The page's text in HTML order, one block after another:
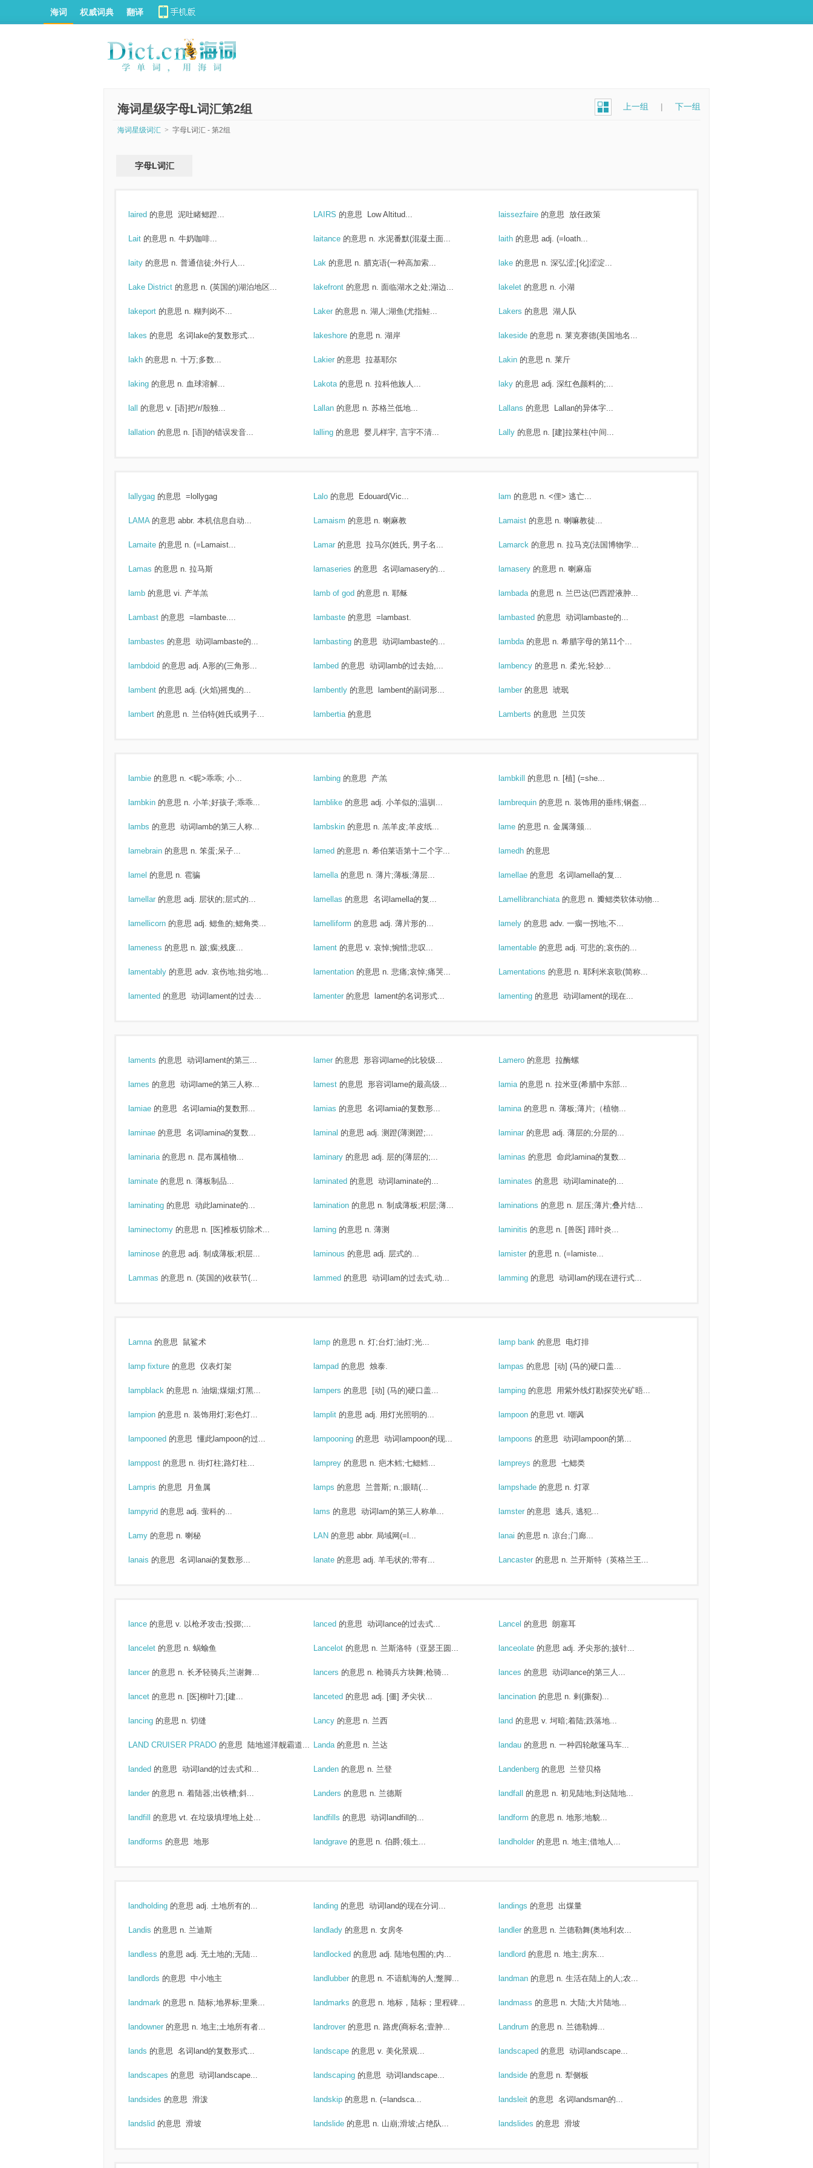
海词 权威词典 翻译
上一组 | 下一组
海词星级字母L词汇第2组
海词星级词汇 > 字母L词汇 - 第2组
字母L词汇
laired 的意思 泥吐睹鳃蹬... LAIRS 的意思 Low Altitud... laissezfaire 的意思 放任政策
Lait 的意思 n. 牛奶咖啡... laitance 的意思 n. 水泥番默(混凝土面... laith 的意思 adj. (=loath...
laity 的意思 n. 普通信徒;外行人... Lak 的意思 n. 腊克语(一种高加索... lake 的意思 n. 深弘涩;[化]涩淀...
Lake District 的意思 n. (英国的)湖泊地区... lakefront 的意思 n. 面临湖水之处;湖边... lakelet 的意思 n. 小湖
lakeport 的意思 n. 糊判岗不... Laker 的意思 n. 湖人;湖鱼(尤指鲑... Lakers 的意思 湖人队
lakes 的意思 名词lake的复数形式... lakeshore 的意思 n. 湖岸 lakeside 的意思 n. 莱克赛德(美国地名...
lakh 的意思 n. 十万;多数... Lakier 的意思 拉基耶尔 Lakin 的意思 n. 莱斤
laking 的意思 n. 血球溶解... Lakota 的意思 n. 拉科他族人... laky 的意思 adj. 深红色颜料的;...
lall 的意思 v. [语]把/r/殷独... Lallan 的意思 n. 苏格兰低地... Lallans 的意思 Lallan的异体字...
lallation 的意思 n. [语]l的错误发音... lalling 的意思 婴儿样宇, 言宇不清... Lally 的意思 n. [建]拉莱柱(中间...
lallygag 的意思 =lollygag Lalo 的意思 Edouard(Vic... lam 的意思 n. <俚> 逃亡...
LAMA 的意思 abbr. 本机信息自动... Lamaism 的意思 n. 喇麻教 Lamaist 的意思 n. 喇嘛教徒...
Lamaite 的意思 n. (=Lamaist... Lamar 的意思 拉马尔(姓氏, 男子名... Lamarck 的意思 n. 拉马克(法国博物学...
Lamas 的意思 n. 拉马斯 lamaseries 的意思 名词lamasery的... lamasery 的意思 n. 喇麻庙
lamb 的意思 vi. 产羊羔 lamb of god 的意思 n. 耶稣 lambada 的意思 n. 兰巴达(巴西蹬液肿...
Lambast 的意思 =lambaste.... lambaste 的意思 =lambast. lambasted 的意思 动词lambaste的...
lambastes 的意思 动词lambaste的... lambasting 的意思 动词lambaste的... lambda 的意思 n. 希腊字母的第11个...
lambdoid 的意思 adj. A形的(三角形... lambed 的意思 动词lamb的过去始,... lambency 的意思 n. 柔光;轻妙...
lambent 的意思 adj. (火焰)摇曳的... lambently 的意思 lambent的副词形... lamber 的意思 琥珉
lambert 的意思 n. 兰伯特(姓氏或男子... lambertia 的意思 Lamberts 的意思 兰贝茨
lambie 的意思 n. <昵>乖乖; 小... lambing 的意思 产羔 lambkill 的意思 n. [植] (=she...
lambkin 的意思 n. 小羊;好孩子;乖乖... lamblike 的意思 adj. 小羊似的;温驯... lambrequin 的意思 n. 装饰用的垂纬;钢盔...
lambs 的意思 动词lamb的第三人称... lambskin 的意思 n. 羔羊皮;羊皮纸... lame 的意思 n. 金属薄颁...
lamebrain 的意思 n. 笨蛋;呆子... lamed 的意思 n. 希伯莱语第十二个字... lamedh 的意思
lamel 的意思 n. 雹骗 lamella 的意思 n. 薄片;薄板;薄层... lamellae 的意思 名词lamella的复...
lamellar 的意思 adj. 层状的;层式的... lamellas 的意思 名词lamella的复... Lamellibranchiata 的意思 n. 瓣鳃类软体动物...
lamellicorn 的意思 adj. 鳃鱼的;鳃角类... lamelliform 的意思 adj. 薄片形的... lamely 的意思 adv. 一瘸一拐地;不...
lameness 的意思 n. 跛;瘸;残废... lament 的意思 v. 哀悼;惋惜;悲叹... lamentable 的意思 adj. 可悲的;哀伤的...
lamentably 的意思 adv. 哀伤地;拙劣地... lamentation 的意思 n. 悲痛;哀悼;痛哭... Lamentations 的意思 n. 耶利米哀歌(简称...
lamented 的意思 动词lament的过去... lamenter 的意思 lament的名词形式... lamenting 的意思 动词lament的现在...
laments 的意思 动词lament的第三... lamer 的意思 形容词lame的比较级... Lamero 的意思 拉酶螺
lames 的意思 动词lame的第三人称... lamest 的意思 形容词lame的最高级... lamia 的意思 n. 拉米亚(希腊中东部...
lamiae 的意思 名词lamia的复数邢... lamias 的意思 名词lamia的复数形... lamina 的意思 n. 薄板;薄片;（植物...
laminae 的意思 名词lamina的复数... laminal 的意思 adj. 测蹬(薄测蹬;... laminar 的意思 adj. 薄层的;分层的...
laminaria 的意思 n. 昆布属植物... laminary 的意思 adj. 层的(薄层的;... laminas 的意思 命此lamina的复数...
laminate 的意思 n. 薄板制品... laminated 的意思 动词laminate的... laminates 的意思 动词laminate的...
laminating 的意思 动此laminate的... lamination 的意思 n. 制成薄板;积层;薄... laminations 的意思 n. 层压;薄片;叠片结...
laminectomy 的意思 n. [医]椎板切除术... laming 的意思 n. 薄测 laminitis 的意思 n. [兽医] 蹄叶炎...
laminose 的意思 adj. 制成薄板;积层... laminous 的意思 adj. 层式的... lamister 的意思 n. (=lamiste...
Lammas 的意思 n. (英国的)收获节(... lammed 的意思 动词lam的过去式,动... lamming 的意思 动词lam的现在进行式...
Lamna 的意思 鼠鲨术 lamp 的意思 n. 灯;台灯;油灯;光... lamp bank 的意思 电灯排
lamp fixture 的意思 仪表灯架 lampad 的意思 烛泰. lampas 的意思 [动] (马的)硬口盖...
lampblack 的意思 n. 油烟;煤烟;灯黑... lampers 的意思 [动] (马的)硬口盖... lamping 的意思 用紫外线灯勘探荧光矿晤...
lampion 的意思 n. 装饰用灯;彩色灯... lamplit 的意思 adj. 用灯光照明的... lampoon 的意思 vt. 嘲讽
lampooned 的意思 懂此lampoon的过... lampooning 的意思 动词lampoon的现... lampoons 的意思 动词lampoon的第...
lamppost 的意思 n. 街灯柱;路灯柱... lamprey 的意思 n. 疤木鳕;七鳃鳕... lampreys 的意思 七鳃类
Lampris 的意思 月鱼属 lamps 的意思 兰普斯; n.;眼睛(... lampshade 的意思 n. 灯罩
lampyrid 的意思 adj. 萤科的... lams 的意思 动词lam的第三人称单... lamster 的意思 逃兵, 逃犯...
Lamy 的意思 n. 喇秘 LAN 的意思 abbr. 局域网(=l... lanai 的意思 n. 凉台;门廊...
lanais 的意思 名词lanai的复数形... lanate 的意思 adj. 羊毛状的;带有... Lancaster 的意思 n. 兰开斯特（英格兰王...
lance 的意思 v. 以枪矛攻击;投掷;... lanced 的意思 动词lance的过去式... Lancel 的意思 朗塞耳
lancelet 的意思 n. 蜗蝓鱼 Lancelot 的意思 n. 兰斯洛特（亚瑟王圆... lanceolate 的意思 adj. 矛尖形的;披针...
lancer 的意思 n. 长矛轻骑兵;兰谢舞... lancers 的意思 n. 枪骑兵方块舞;枪骑... lances 的意思 动词lance的第三人...
lancet 的意思 n. [医]柳叶刀;[建... lanceted 的意思 adj. [僵] 矛尖状... lancination 的意思 n. 剌(撕裂)...
lancing 的意思 n. 切缝 Lancy 的意思 n. 兰西 land 的意思 v. 坷暗;着陆;跌落地...
LAND CRUISER PRADO 的意思 陆地巡洋舰霸道... Landa 的意思 n. 兰达 landau 的意思 n. 一种四轮敞篷马车...
landed 的意思 动词land的过去式和... Landen 的意思 n. 兰登 Landenberg 的意思 兰登贝格
lander 的意思 n. 着陆器;出铁槽;斜... Landers 的意思 n. 兰德斯 landfall 的意思 n. 初见陆地;到达陆地...
landfill 的意思 vt. 在垃圾填埋地上处... landfills 的意思 动词landfill的... landform 的意思 n. 地形;地貌...
landforms 的意思 地形 landgrave 的意思 n. 伯爵;领土... landholder 的意思 n. 地主;借地人...
landholding 的意思 adj. 土地所有的... landing 的意思 动词land的现在分词... landings 的意思 出煤量
Landis 的意思 n. 兰迪斯 landlady 的意思 n. 女房冬 landler 的意思 n. 兰德勒舞(奥地利农...
landless 的意思 adj. 无土地的;无陆... landlocked 的意思 adj. 陆地包围的;内... landlord 的意思 n. 地主;房东...
landlords 的意思 中小地主 landlubber 的意思 n. 不谙航海的人;蹩脚... landman 的意思 n. 生活在陆上的人;农...
landmark 的意思 n. 陆标;地界标;里乘... landmarks 的意思 n. 地标，陆标；里程碑... landmass 的意思 n. 大陆;大片陆地...
landowner 的意思 n. 地主;土地所有者... landrover 的意思 n. 路虎(商标名;壹肿... Landrum 的意思 n. 兰德勒姆...
lands 的意思 名词land的复数形式... landscape 的意思 v. 美化景观... landscaped 的意思 动词landscape...
landscapes 的意思 动词landscape... landscaping 的意思 动词landscape... landside 的意思 n. 犁侧板
landsides 的意思 滑泼 landskip 的意思 n. (=landsca... landsleit 的意思 名词landsman的...
landslid 的意思 滑坡 landslide 的意思 n. 山崩;滑坡;占绝队... landslides 的意思 滑坡